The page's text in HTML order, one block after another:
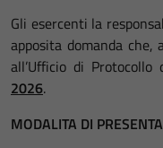
Gli esercenti la
apposita domanda che,
all’Ufficio di Protocollo
2026.
MODALITA DI